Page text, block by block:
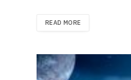
READ MORE